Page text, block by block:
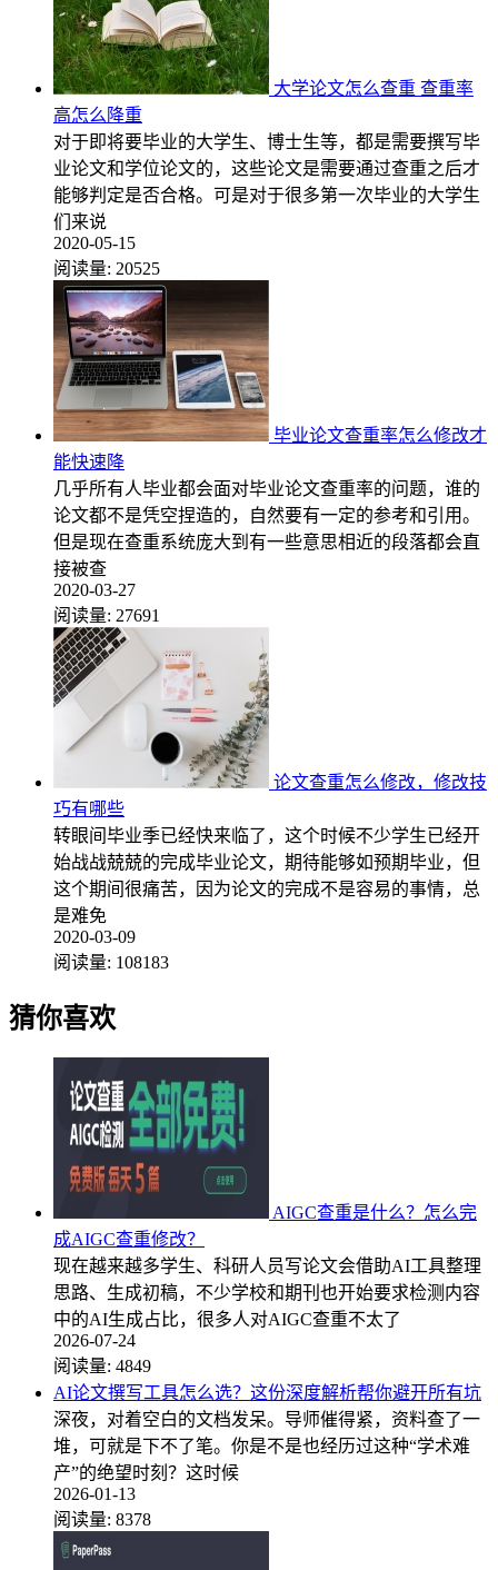
大学论文怎么查重 查重率
高怎么降重
对于即将要毕业的大学生、博士生等，都是需要撰写毕
业论文和学位论文的，这些论文是需要通过查重之后才
能够判定是否合格。可是对于很多第一次毕业的大学生
们来说
2020-05-15
阅读量: 20525
毕业论文查重率怎么修改才
能快速降
几乎所有人毕业都会面对毕业论文查重率的问题，谁的
论文都不是凭空捏造的，自然要有一定的参考和引用。
但是现在查重系统庞大到有一些意思相近的段落都会直
接被查
2020-03-27
阅读量: 27691
论文查重怎么修改，修改技
巧有哪些
转眼间毕业季已经快来临了，这个时候不少学生已经开
始战战兢兢的完成毕业论文，期待能够如预期毕业，但
这个期间很痛苦，因为论文的完成不是容易的事情，总
是难免
2020-03-09
阅读量: 108183
猜你喜欢
AIGC查重是什么？怎么完
成AIGC查重修改？
现在越来越多学生、科研人员写论文会借助AI工具整理
思路、生成初稿，不少学校和期刊也开始要求检测内容
中的AI生成占比，很多人对AIGC查重不太了
2026-07-24
阅读量: 4849
AI论文撰写工具怎么选？这份深度解析帮你避开所有坑
深夜，对着空白的文档发呆。导师催得紧，资料查了一
堆，可就是下不了笔。你是不是也经历过这种“学术难
产”的绝望时刻？这时候
2026-01-13
阅读量: 8378